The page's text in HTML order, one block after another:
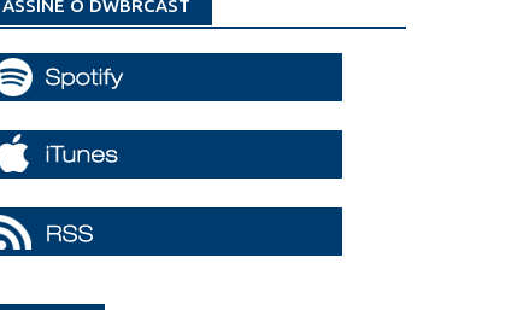
ASSINE O DWBRCAST